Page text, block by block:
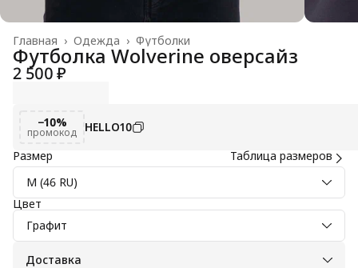
Футболки
Одежда ›
Главная ›
Футболка Wolverine оверсайз
2 500 ₽
−10%
промокод
HELLO10
Размер
Таблица размеров
M (46 RU)
Цвет
Графит
Доставка